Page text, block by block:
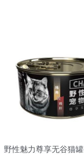
野性魅力尊享无谷猫